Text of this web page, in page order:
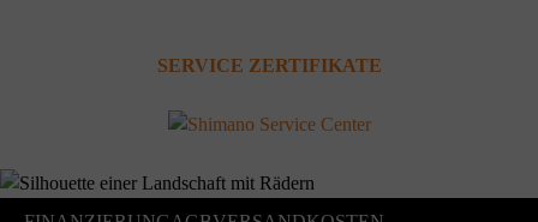
SERVICE ZERTIFIKATE